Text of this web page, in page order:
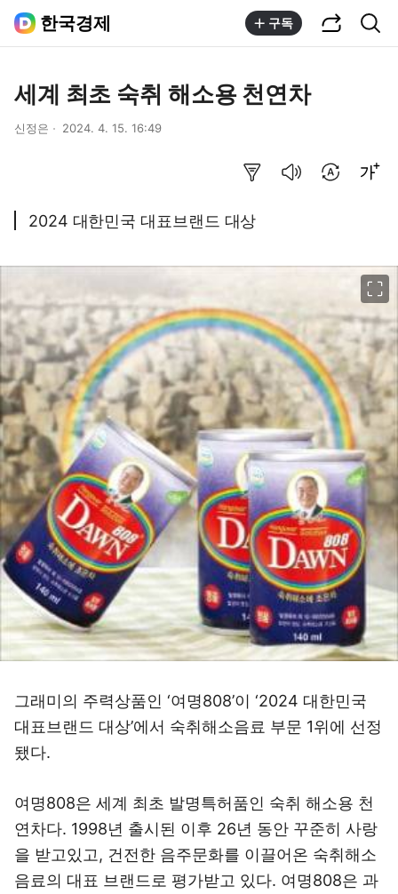
한국경제 구독
세계 최초 숙취 해소용 천연차
신정은 2024. 4. 15. 16:49
2024 대한민국 대표브랜드 대상
그래미의 주력상품인 ‘여명808’이 ‘2024 대한민국
대표브랜드 대상’에서 숙취해소음료 부문 1위에 선정
됐다.
여명808은 세계 최초 발명특허품인 숙취 해소용 천
연차다. 1998년 출시된 이후 26년 동안 꾸준히 사랑
을 받고있고, 건전한 음주문화를 이끌어온 숙취해소
음료의 대표 브랜드로 평가받고 있다. 여명808은 과